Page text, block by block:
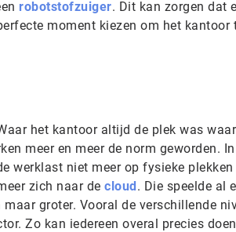
robotstofzuiger. Dit kan zorgen dat
moment kiezen om het kantoor
het kantoor altijd de plek was
meer en meer de norm geworden.
werklast niet meer op fysieke plekken
zich naar de cloud. Die speelde al
groter. Vooral de verschillende
Zo kan iedereen overal precies